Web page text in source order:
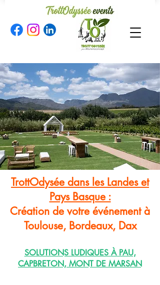
TrottOdysée dans les Landes et
Pays Basque :
Création de votre événement à
Toulouse, Bordeaux, Dax
SOLUTIONS LUDIQUES À PAU,
CAPBRETON, MONT DE MARSAN